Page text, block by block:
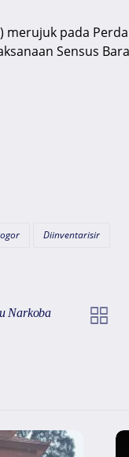
merujuk pada
Sensus
Diinventarisir
Narkoba